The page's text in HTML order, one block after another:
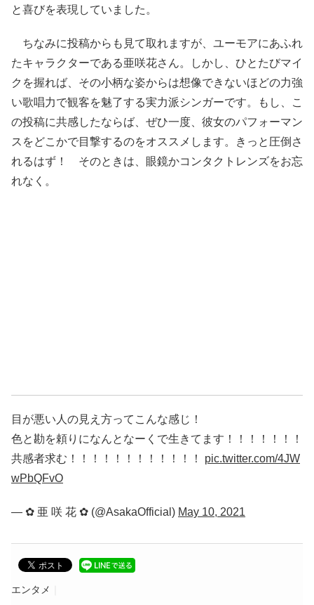
と喜びを表現していました。
ちなみに投稿からも見て取れますが、ユーモアにあふれ
たキャラクターである亜咲花さん。しかし、ひとたびマイ
クを握れば、その小柄な姿からは想像できないほどの力強
い歌唱力で観客を魅了する実力派シンガーです。もし、こ
の投稿に共感したならば、ぜひ一度、彼女のパフォーマン
スをどこかで目撃するのをオススメします。きっと圧倒さ
れるはず！ そのときは、眼鏡かコンタクトレンズをお忘
れなく。
目が悪い人の見え方ってこんな感じ！
色と勘を頼りになんとなーくで生きてます！！！！！！！
共感者求む！！！！！！！！！！！！ pic.twitter.com/4JW
wPbQFvO
— ✿ 亜 咲 花 ✿ (@AsakaOfficial) May 10, 2021
エンタメ